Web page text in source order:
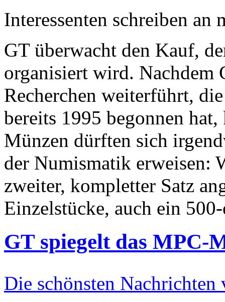
Interessenten schreiben
GT überwacht den Kauf,
organisiert wird. Nachdem
Recherchen weiterführt,
bereits 1995 begonnen
Münzen dürften sich
der Numismatik erweisen:
zweiter, kompletter Satz
Einzelstücke, auch ein
GT spiegelt das MPC-
Die schönsten Nachrichten